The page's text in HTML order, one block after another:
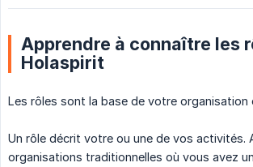
Apprendre à connaître les
Holaspirit
Les rôles sont la base de votre organisation
Un rôle décrit votre ou une de vos activités.
organisations traditionnelles où vous avez